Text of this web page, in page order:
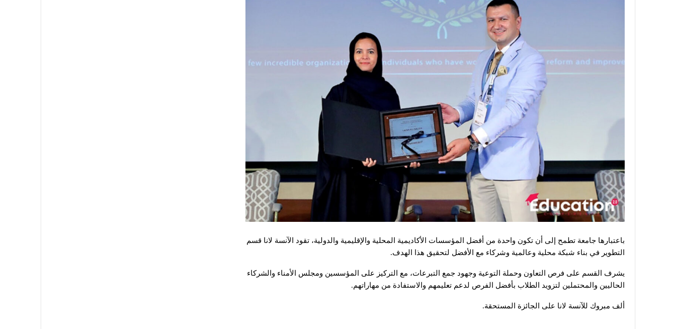
باعتبارها جامعة تطمح إلى أن تكون واحدة من أفضل المؤسسات الأكاديمية المحلية والإقليمية والدولية، تقود الآنسة لانا قسم
التطوير في بناء شبكة محلية وعالمية وشركاء مع الأفضل لتحقيق هذا الهدف.
يشرف القسم على فرص التعاون وحملة التوعية وجهود جمع التبرعات، مع التركيز على المؤسسين ومجلس الأمناء والشركاء
الحاليين والمحتملين لتزويد الطلاب بأفضل الفرص لدعم تعليمهم والاستفادة من مهاراتهم.
ألف مبروك للآنسة لانا على الجائزة المستحقة.